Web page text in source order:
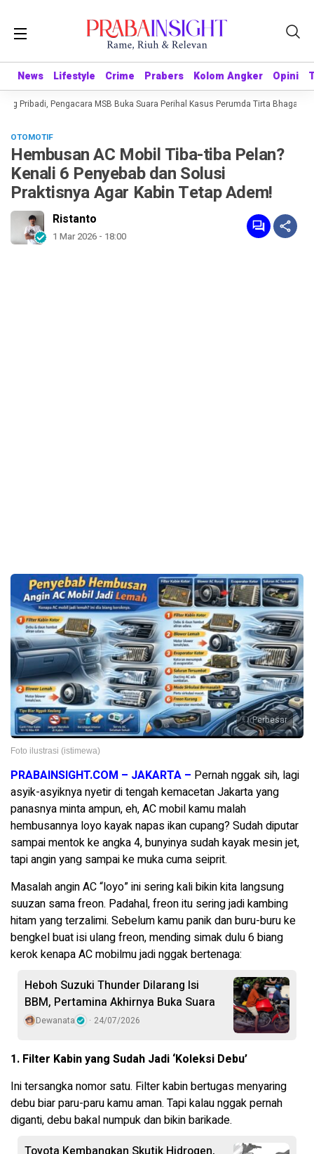
News Lifestyle Crime Prabers Kolom Angker Opini
News Lifestyle Crime Prabers Kolom Angker Opini
Pribadi, Pengacara MSB Buka Suara Perihal Kasus Perumda Tirta Bhagasasi
OTOMOTIF
Hembusan AC Mobil Tiba-tiba Pelan?
Kenali 6 Penyebab dan Solusi
Praktisnya Agar Kabin Tetap Adem!
Ristanto
1 Mar 2026 - 18:00
Perbesar
Foto ilustrasi (istimewa)
PRABAINSIGHT.COM – JAKARTA – Pernah nggak sih, lagi
asyik-asyiknya nyetir di tengah kemacetan Jakarta yang
panasnya minta ampun, eh, AC mobil kamu malah
hembusannya loyo kayak napas ikan cupang? Sudah diputar
sampai mentok ke angka 4, bunyinya sudah kayak mesin jet,
tapi angin yang sampai ke muka cuma seiprit.
Masalah angin AC “loyo” ini sering kali bikin kita langsung
suuzan sama freon. Padahal, freon itu sering jadi kambing
hitam yang terzalimi. Sebelum kamu panik dan buru-buru ke
bengkel buat isi ulang freon, mending simak dulu 6 biang
kerok kenapa AC mobilmu jadi nggak bertenaga:
Heboh Suzuki Thunder Dilarang Isi
BBM, Pertamina Akhirnya Buka Suara
Dewanata 24/07/2026
1. Filter Kabin yang Sudah Jadi ‘Koleksi Debu’
Ini tersangka nomor satu. Filter kabin bertugas menyaring
debu biar paru-paru kamu aman. Tapi kalau nggak pernah
diganti, debu bakal numpuk dan bikin barikade.